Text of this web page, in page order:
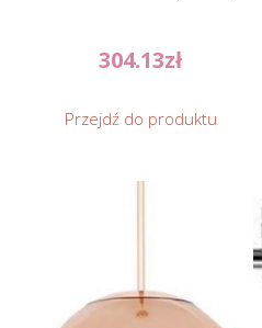
304.13zł
Przejdź do produktu